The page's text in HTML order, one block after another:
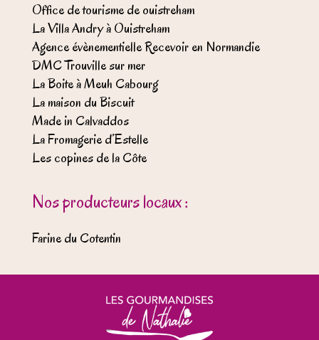
Office de tourisme de ouistreham
La Villa Andry à Ouistreham
Agence évènementielle Recevoir en Normandie
DMC Trouville sur mer
La Boite à Meuh Cabourg
La maison du Biscuit
Made in Calvaddos
La Fromagerie d’Estelle
Les copines de la Côte
Nos producteurs locaux :
Farine du Cotentin